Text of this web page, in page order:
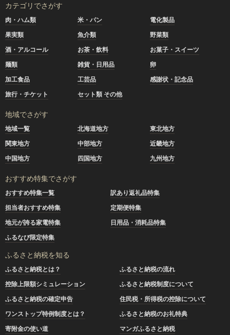
カテゴリでさがす
肉・ハム類 米・パン
電化製品
果実類
魚介類
野菜類
酒・アルコール
お茶・飲料
お菓子・スイーツ
麺類
雑貨・日用品
卵
加工食品
工芸品
感謝状・記念品
旅行・チケット
セット類 その他
地域でさがす
地域一覧 北海道地方
東北地方
関東地方
中部地方
近畿地方
中国地方
四国地方 九州地方
おすすめ特集でさがす
おすすめ特集一覧
訳あり返礼品特集
担当者おすすめ特集
定期便特集
地元が誇る家電特集
日用品・消耗品特集
ふるなび限定特集
ふるさと納税を知る
ふるさと納税とは？
ふるさと納税の流れ
控除上限額シミュレーション
ふるさと納税制度について
ふるさと納税の確定申告
住民税・所得税の控除について
ワンストップ特例制度とは？
ふるさと納税のお礼特典
寄附金の使い道
マンガふるさと納税